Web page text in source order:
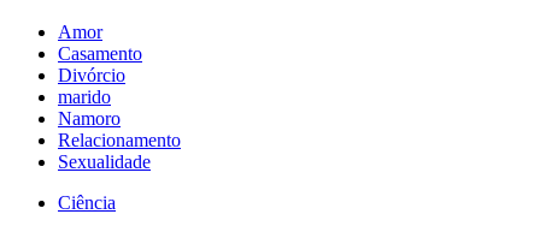
Amor
Casamento
Divórcio
marido
Namoro
Relacionamento
Sexualidade
Ciência